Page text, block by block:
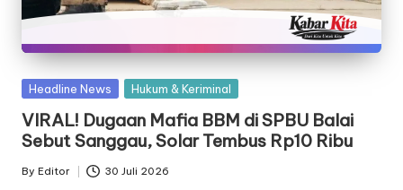
Posted
Headline News Hukum & Keriminal
VIRAL! Dugaan Mafia BBM di SPBU Balai
Sebut Sanggau, Solar Tembus Rp10 Ribu
Posted
By Editor 30 Juli 2026